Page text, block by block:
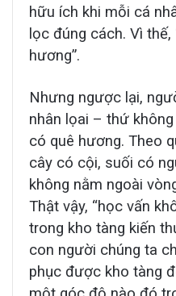
hữu ích khi mỗi cá
lọc đúng cách. Vì
hương”.
Nhưng ngược lại,
nhân lọai – thứ
có quê hương. Theo
cây có cội, suối có
không nằm ngoài
Thật vậy, “học vấn
trong kho tàng kiến
con người chúng ta
phục được kho tàng